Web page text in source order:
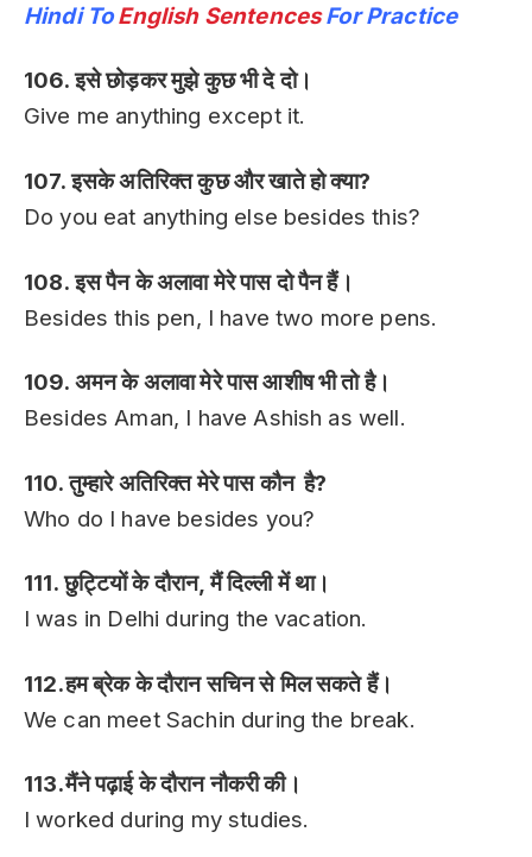
Hindi ToEnglish SentencesFor Practice
106. इसे छोड़कर मुझे कुछ भी दे दो।
Give me anything except it.
107. इसके अतिरिक्त कुछ और खाते हो क्या?
Do you eat anything else besides this?
108. इस पैन के अलावा मेरे पास दो पैन हैं।
Besides this pen, I have two more pens.
109. अमन के अलावा मेरे पास आशीष भी तो है।
Besides Aman, I have Ashish as well.
110. तुम्हारे अतिरिक्त मेरे पास कौन है?
Who do I have besides you?
111. छुट्टियों के दौरान, मैं दिल्ली में था।
I was in Delhi during the vacation.
112.हम ब्रेक के दौरान सचिन से मिल सकते हैं।
We can meet Sachin during the break.
113.मैंने पढ़ाई के दौरान नौकरी की।
I worked during my studies.